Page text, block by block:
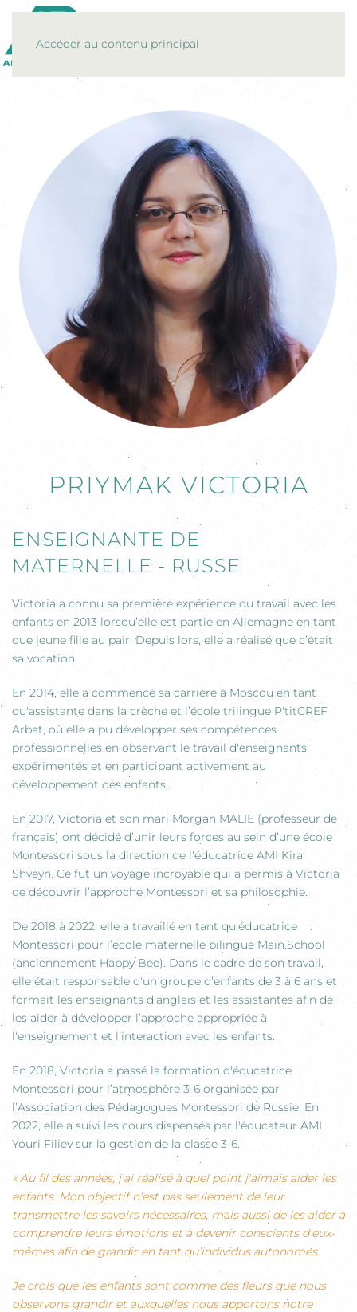
Accéder au contenu principal
PRIYMAK VICTORIA
ENSEIGNANTE DE
MATERNELLE - RUSSE
Victoria a connu sa première expérience du travail avec les
enfants en 2013 lorsqu’elle est partie en Allemagne en tant
que jeune fille au pair. Depuis lors, elle a réalisé que c’était
sa vocation.
En 2014, elle a commencé sa carrière à Moscou en tant
qu'assistante dans la crèche et l’école trilingue P'titCREF
Arbat, où elle a pu développer ses compétences
professionnelles en observant le travail d'enseignants
expérimentés et en participant activement au
développement des enfants.
En 2017, Victoria et son mari Morgan MALIE (professeur de
français) ont décidé d’unir leurs forces au sein d’une école
Montessori sous la direction de l'éducatrice AMI Kira
Shveyn. Ce fut un voyage incroyable qui a permis à Victoria
de découvrir l’approche Montessori et sa philosophie.
De 2018 à 2022, elle a travaillé en tant qu'éducatrice
Montessori pour l’école maternelle bilingue Main.School
(anciennement Happy Bee). Dans le cadre de son travail,
elle était responsable d'un groupe d’enfants de 3 à 6 ans et
formait les enseignants d’anglais et les assistantes afin de
les aider à développer l’approche appropriée à
l'enseignement et l'interaction avec les enfants.
En 2018, Victoria a passé la formation d'éducatrice
Montessori pour l’atmosphère 3-6 organisée par
l’Association des Pédagogues Montessori de Russie. En
2022, elle a suivi les cours dispensés par l'éducateur AMI
Youri Filiev sur la gestion de la classe 3-6.
« Au fil des années, j'ai réalisé à quel point j'aimais aider les
enfants. Mon objectif n'est pas seulement de leur
transmettre les savoirs nécessaires, mais aussi de les aider à
comprendre leurs émotions et à devenir conscients d'eux-
mêmes afin de grandir en tant qu’individus autonomes.
Je crois que les enfants sont comme des fleurs que nous
observons grandir et auxquelles nous apportons notre